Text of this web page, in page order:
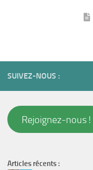
SUIVEZ-NOUS :
Rejoignez-nous !
Articles récents :